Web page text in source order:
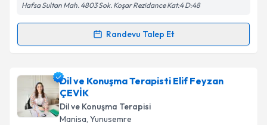
Hafsa Sultan Mah. 4803 Sok. Koşar Rezidance Kat:4 D:48
Randevu Talep Et
Randevu Takvimi Talebi
Dil ve Konuşma Terapisti Deniz Kalayiçin randevu
takvimi talebi oluşturun. Size bu uzmandan randevu
almanız için bir takvim hazırlandığında e-posta ile
bilgilendireceğiz.
Dil ve Konuşma Terapisti Elif Feyzan
ÇEVİK
Dil ve Konuşma Terapisi
Manisa, Yunusemre